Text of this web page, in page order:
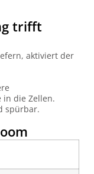
trifft
aktiviert der
die Zellen.
spürbar.